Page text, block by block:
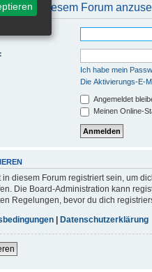
in diesem Forum
Ich habe mein
Die Aktivierungs-E-
Angemeldet
Meinen Online-
in diesem Forum registriert sein, um
Die Board-Administration kann
Regelungen, bevor du dich
Datenschutzerklärung